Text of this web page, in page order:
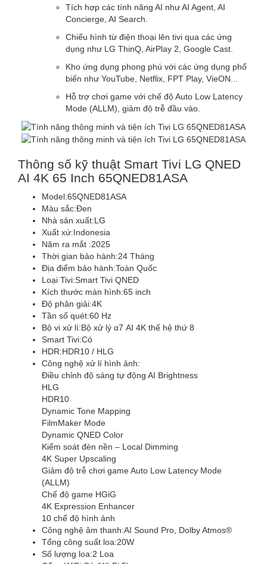
Tích hợp các tính năng AI như AI Agent, AI
Concierge, AI Search.
Chiếu hình từ điện thoại lên tivi qua các ứng
dụng như LG ThinQ, AirPlay 2, Google Cast.
Kho ứng dụng phong phú với các ứng dụng phổ
biến như YouTube, Netflix, FPT Play, VieON...
Hỗ trợ chơi game với chế độ Auto Low Latency
Mode (ALLM), giảm độ trễ đầu vào.
Thông số kỹ thuật Smart Tivi LG QNED
AI 4K 65 Inch 65QNED81ASA
Model:65QNED81ASA
Màu sắc:Đen
Nhà sản xuất:LG
Xuất xứ:Indonesia
Năm ra mắt :2025
Thời gian bảo hành:24 Tháng
Địa điểm bảo hành:Toàn Quốc
Loại Tivi:Smart Tivi QNED
Kích thước màn hình:65 inch
Độ phân giải:4K
Tần số quét:60 Hz
Bộ vi xử lí:Bộ xử lý α7 AI 4K thế hệ thứ 8
Smart Tivi:Có
HDR:HDR10 / HLG
Công nghệ xử lí hình ảnh:
Điều chỉnh độ sáng tự động AI Brightness
HLG
HDR10
Dynamic Tone Mapping
FilmMaker Mode
Dynamic QNED Color
Kiểm soát đèn nền – Local Dimming
4K Super Upscaling
Giảm độ trễ chơi game Auto Low Latency Mode
(ALLM)
Chế độ game HGiG
4K Expression Enhancer
10 chế độ hình ảnh
Công nghệ âm thanh:AI Sound Pro, Dolby Atmos®
Tổng công suất loa:20W
Số lượng loa:2 Loa